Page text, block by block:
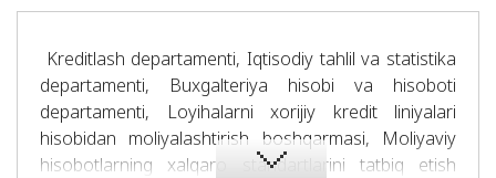
Kreditlash departamenti, Iqtisodiy tahlil va statistika
departamenti, Buxgalteriya hisobi va hisoboti
departamenti, Loyihalarni xorijiy kredit liniyalari
hisobidan moliyalashtirish boshqarmasi, Moliyaviy
hisobotlarning xalqaro standartlarini tatbiq etish